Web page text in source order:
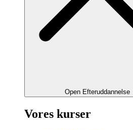
Open Efteruddannelse
Vores kurser